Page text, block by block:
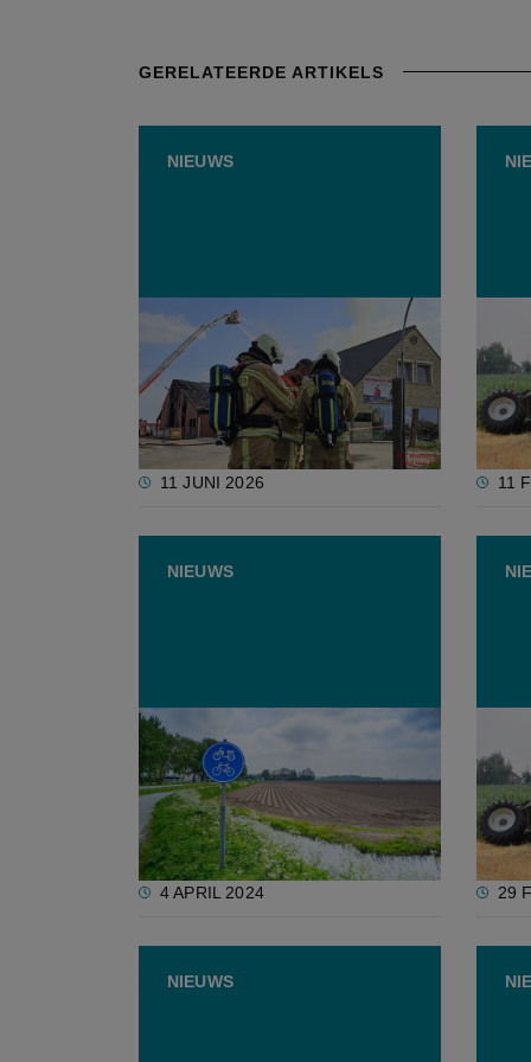
GERELATEERDE ARTIKELS
NIEUWS
Vooruit vraagt Vlaanderen om
actie in strijd tegen
stalbranden
11 JUNI 2026
Één
één
11
NIEUWS
Boerenbond lanceert nieuwe
verkeersveiligheidscampagne
4 APRIL 2024 29
NIEUWS